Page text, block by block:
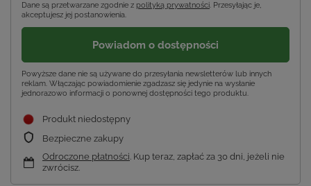
Dane są przetwarzane zgodnie z polityką prywatności. Przesyłając je,
akceptujesz jej postanowienia.
Powiadom o dostępności
Powyższe dane nie są używane do przesyłania newsletterów lub innych
reklam. Włączając powiadomienie zgadzasz się jedynie na wysłanie
jednorazowo informacji o ponownej dostępności tego produktu.
Produkt niedostępny
Bezpieczne zakupy
Odroczone płatności. Kup teraz, zapłać za 30 dni, jeżeli nie
zwrócisz.